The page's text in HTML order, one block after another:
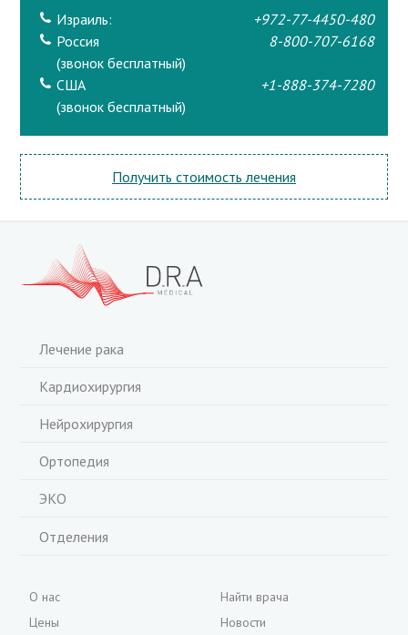
Израиль:
+972-77-4450-480
Россия
(звонок бесплатный)
8-800-707-6168
США
(звонок бесплатный)
+1-888-374-7280
Получить стоимость лечения
Лечение рака
Кардиохирургия
Нейрохирургия
Ортопедия
ЭКО
Отделения
О нас
Цены
Найти врача
Новости